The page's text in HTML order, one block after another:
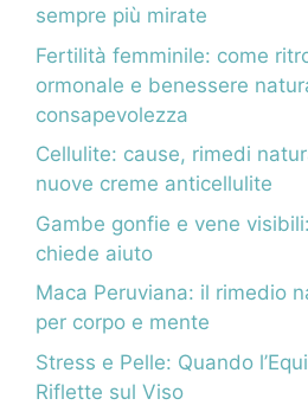
sempre più mirate
Fertilità femminile: come
ormonale e benessere
consapevolezza
Cellulite: cause, rimedi
nuove creme anticellulite
Gambe gonfie e vene
chiede aiuto
Maca Peruviana: il rimedio
per corpo e mente
Stress e Pelle: Quando
Riflette sul Viso